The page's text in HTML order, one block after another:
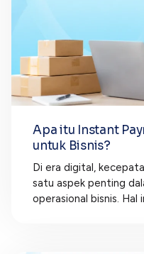
Apa itu Instant
untuk Bisnis?
Di era digital,
satu aspek penting
operasional bisnis. Hal